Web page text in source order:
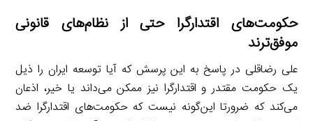
حکومت‌های اقتدارگرا حتی از نظام‌های قانونی
موفق‌ترند
علی رضاقلی در پاسخ به این پرسش که آیا توسعه ایران را ذیل
یک حکومت مقتدر و اقتدارگرا نیز ممکن می‌داند یا خیر، اذعان
می‌کند که ضرورتا این‌گونه نیست که حکومت‌های اقتدارگرا ضد